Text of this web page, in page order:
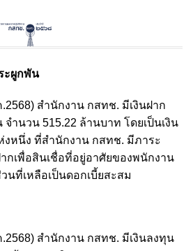
ะผูกพัน
สำนักงาน กสทช. มีเงินฝาก
ำนวน 515.22 ล้านบาท โดยเป็นเงิน
หนึ่ง ที่สำนักงาน กสทช. มีภาระ
กเพื่อสินเชื่อที่อยู่อาศัยของพนักงาน
นที่เหลือเป็นดอกเบี้ยสะสม
สำนักงาน กสทช. มีเงินลงทุน